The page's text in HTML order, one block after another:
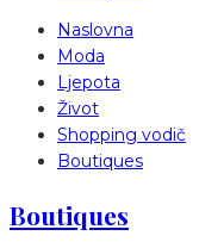
Naslovna
Moda
Ljepota
Život
Shopping vodič
Boutiques
Boutiques